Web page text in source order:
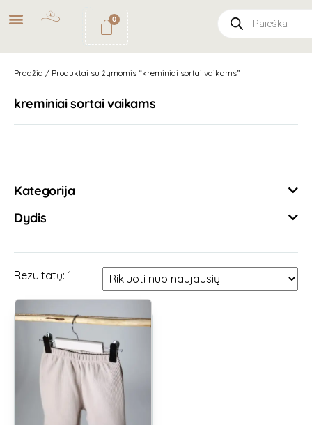
NEMOKAMAS
PRISTATYMAS
PAŠTOMATU
UŽSAKYMAMS NUO
0
Pradžia / Produktai su žymomis “kreminiai sortai vaikams”
kreminiai sortai vaikams
Kategorija
Dydis
Rezultatų: 1